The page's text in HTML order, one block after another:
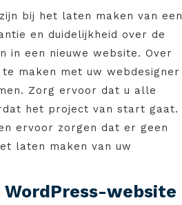
bij het laten maken van een
en duidelijkheid over de
in een nieuwe website. Over
maken met uw webdesigner
Zorg ervoor dat u alle
het project van start gaat.
ervoor zorgen dat er geen
laten maken van uw
website